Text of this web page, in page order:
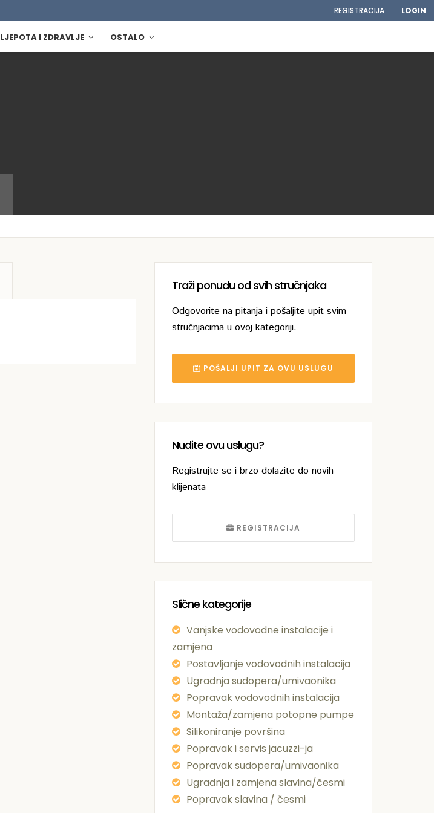
REGISTRACIJA LOGIN
LJEPOTA I ZDRAVLJE OSTALO
Traži ponudu od svih stručnjaka
Odgovorite na pitanja i pošaljite upit svim
stručnjacima u ovoj kategoriji.
POŠALJI UPIT ZA OVU USLUGU
Nudite ovu uslugu?
Registrujte se i brzo dolazite do novih
klijenata
REGISTRACIJA
Slične kategorije
Vanjske vodovodne instalacije i
zamjena
Postavljanje vodovodnih instalacija
Ugradnja sudopera/umivaonika
Popravak vodovodnih instalacija
Montaža/zamjena potopne pumpe
Silikoniranje površina
Popravak i servis jacuzzi-ja
Popravak sudopera/umivaonika
Ugradnja i zamjena slavina/česmi
Popravak slavina / česmi